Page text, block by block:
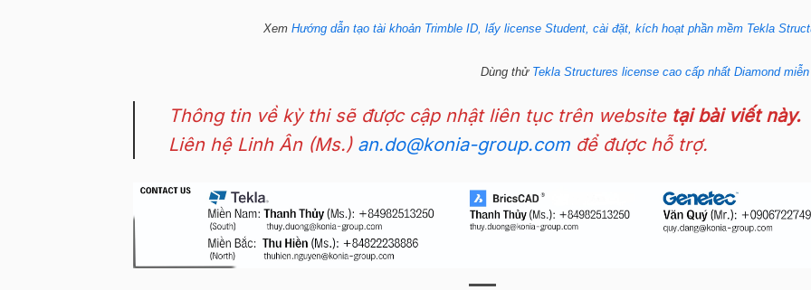
Xem Hướng dẫn tạo tài khoản Trimble ID, lấy license Student, cài đặt, kích hoạt phần mềm Tekla
Dùng thử Tekla Structures license cao cấp nhất Diamond
Thông tin về kỳ thi sẽ được cập nhật liên tục trên website tại bài viết này.
Liên hệ Linh Ân (Ms.) an.do@konia-group.com để được hỗ trợ.